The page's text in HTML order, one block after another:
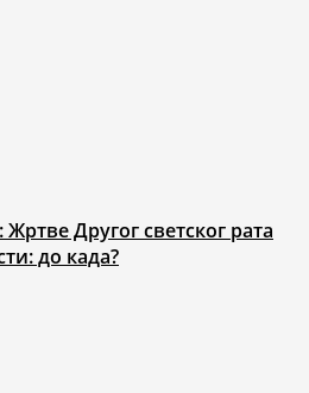
Другог светског рата
до када?